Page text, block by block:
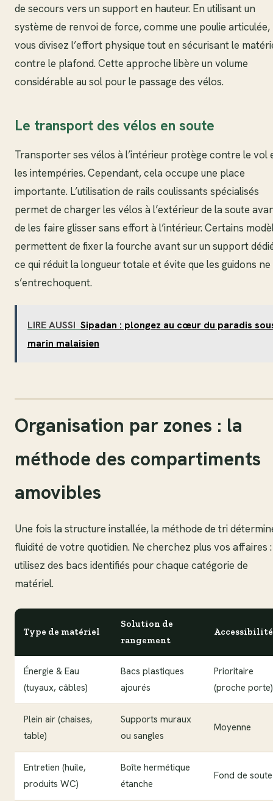
de secours vers un support en hauteur. En utilisant un
système de renvoi de force, comme une poulie articulée,
vous divisez l’effort physique tout en sécurisant le
contre le plafond. Cette approche libère un volume
considérable au sol pour le passage des vélos.
Le transport des vélos en soute
Transporter ses vélos à l’intérieur protège contre le vol
les intempéries. Cependant, cela occupe une place
importante. L’utilisation de rails coulissants spécialisés
permet de charger les vélos à l’extérieur de la soute
de les faire glisser sans effort à l’intérieur. Certains
permettent de fixer la fourche avant sur un support
ce qui réduit la longueur totale et évite que les guidons ne
s’entrechoquent.
LIRE AUSSI Sipadan : plongez au cœur du paradis
marin malaisien
Organisation par zones : la
méthode des compartiments
amovibles
Une fois la structure installée, la méthode de tri
fluidité de votre quotidien. Ne cherchez plus vos affaires :
utilisez des bacs identifiés pour chaque catégorie de
matériel.
Type de matériel
Solution de
rangement
Accessibilité
Énergie & Eau
(tuyaux, câbles)
Bacs plastiques
ajourés
Prioritaire
(proche porte)
Plein air (chaises,
table)
Supports muraux
ou sangles
Moyenne
Entretien (huile,
produits WC)
Boîte hermétique
étanche
Fond de soute